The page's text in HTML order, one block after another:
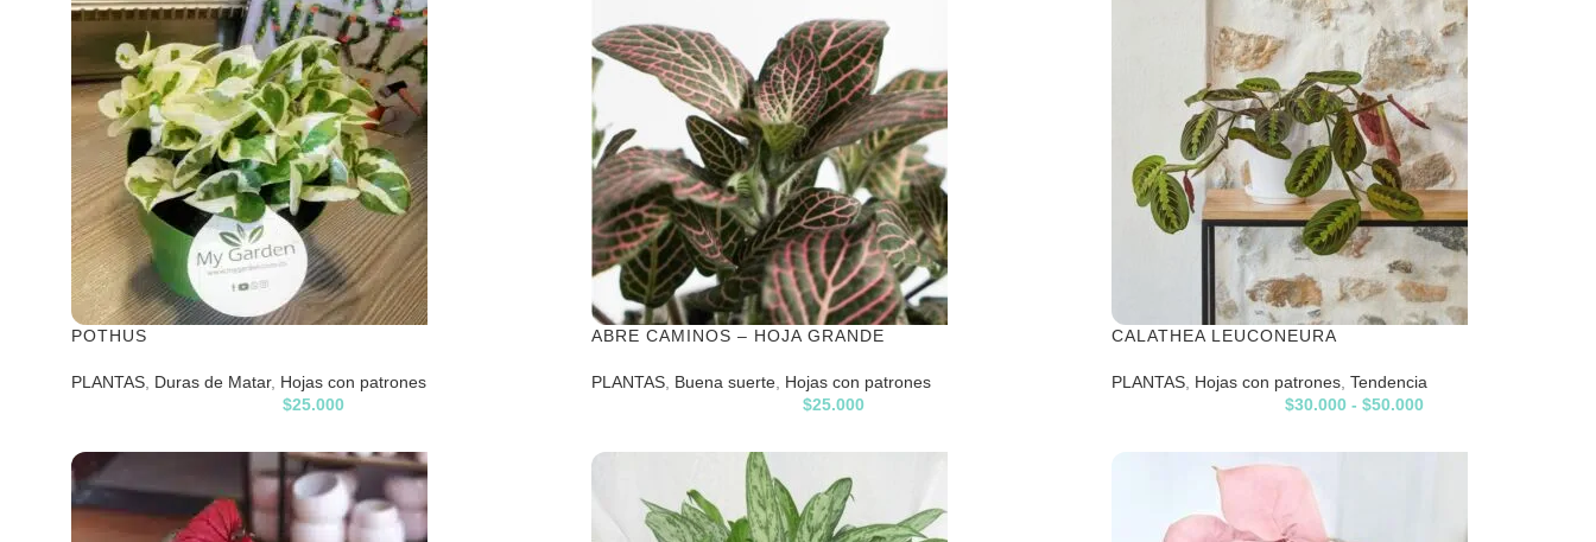
POTHUS
PLANTAS Duras de Matar, Hojas con patrones
$25.000
ABRE CAMINOS – HOJA GRANDE
PLANTAS Buena suerte Hojas con patrones
$25.000
CALATHEA LEUCONEURA
PLANTAS Hojas con patrones Tendencia
$30.000 - $50.000